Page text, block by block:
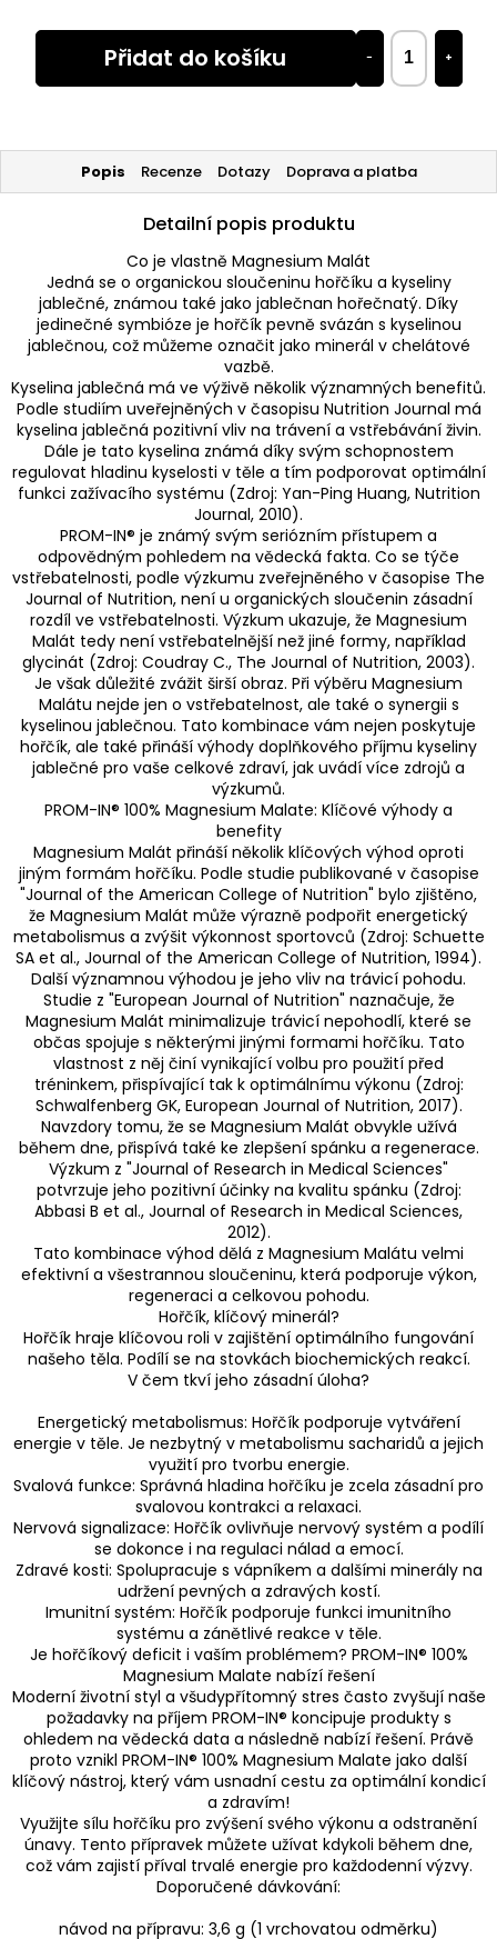
+
−
Přidat do košíku
Popis Recenze Dotazy Doprava a platba
Detailní popis produktu
Co je vlastně Magnesium Malát
Jedná se o organickou sloučeninu hořčíku a kyseliny
jablečné, známou také jako jablečnan hořečnatý. Díky
jedinečné symbióze je hořčík pevně svázán s kyselinou
jablečnou, což můžeme označit jako minerál v chelátové
vazbě.
Kyselina jablečná má ve výživě několik významných benefitů.
Podle studiím uveřejněných v časopisu Nutrition Journal má
kyselina jablečná pozitivní vliv na trávení a vstřebávání živin.
Dále je tato kyselina známá díky svým schopnostem
regulovat hladinu kyselosti v těle a tím podporovat optimální
funkci zažívacího systému (Zdroj: Yan-Ping Huang, Nutrition
Journal, 2010).
PROM-IN® je známý svým seriózním přístupem a
odpovědným pohledem na vědecká fakta. Co se týče
vstřebatelnosti, podle výzkumu zveřejněného v časopise The
Journal of Nutrition, není u organických sloučenin zásadní
rozdíl ve vstřebatelnosti. Výzkum ukazuje, že Magnesium
Malát tedy není vstřebatelnější než jiné formy, například
glycinát (Zdroj: Coudray C., The Journal of Nutrition, 2003).
Je však důležité zvážit širší obraz. Při výběru Magnesium
Malátu nejde jen o vstřebatelnost, ale také o synergii s
kyselinou jablečnou. Tato kombinace vám nejen poskytuje
hořčík, ale také přináší výhody doplňkového příjmu kyseliny
jablečné pro vaše celkové zdraví, jak uvádí více zdrojů a
výzkumů.
PROM-IN® 100% Magnesium Malate: Klíčové výhody a
benefity
Magnesium Malát přináší několik klíčových výhod oproti
jiným formám hořčíku. Podle studie publikované v časopise
"Journal of the American College of Nutrition" bylo zjištěno,
že Magnesium Malát může výrazně podpořit energetický
metabolismus a zvýšit výkonnost sportovců (Zdroj: Schuette
SA et al., Journal of the American College of Nutrition, 1994).
Další významnou výhodou je jeho vliv na trávicí pohodu.
Studie z "European Journal of Nutrition" naznačuje, že
Magnesium Malát minimalizuje trávicí nepohodlí, které se
občas spojuje s některými jinými formami hořčíku. Tato
vlastnost z něj činí vynikající volbu pro použití před
tréninkem, přispívající tak k optimálnímu výkonu (Zdroj:
Schwalfenberg GK, European Journal of Nutrition, 2017).
Navzdory tomu, že se Magnesium Malát obvykle užívá
během dne, přispívá také ke zlepšení spánku a regenerace.
Výzkum z "Journal of Research in Medical Sciences"
potvrzuje jeho pozitivní účinky na kvalitu spánku (Zdroj:
Abbasi B et al., Journal of Research in Medical Sciences,
2012).
Tato kombinace výhod dělá z Magnesium Malátu velmi
efektivní a všestrannou sloučeninu, která podporuje výkon,
regeneraci a celkovou pohodu.
Hořčík, klíčový minerál?
Hořčík hraje klíčovou roli v zajištění optimálního fungování
našeho těla. Podílí se na stovkách biochemických reakcí.
V čem tkví jeho zásadní úloha?
Energetický metabolismus: Hořčík podporuje vytváření
energie v těle. Je nezbytný v metabolismu sacharidů a jejich
využití pro tvorbu energie.
Svalová funkce: Správná hladina hořčíku je zcela zásadní pro
svalovou kontrakci a relaxaci.
Nervová signalizace: Hořčík ovlivňuje nervový systém a podílí
se dokonce i na regulaci nálad a emocí.
Zdravé kosti: Spolupracuje s vápníkem a dalšími minerály na
udržení pevných a zdravých kostí.
Imunitní systém: Hořčík podporuje funkci imunitního
systému a zánětlivé reakce v těle.
Je hořčíkový deficit i vaším problémem? PROM-IN® 100%
Magnesium Malate nabízí řešení
Moderní životní styl a všudypřítomný stres často zvyšují naše
požadavky na příjem PROM-IN® koncipuje produkty s
ohledem na vědecká data a následně nabízí řešení. Právě
proto vznikl PROM-IN® 100% Magnesium Malate jako další
klíčový nástroj, který vám usnadní cestu za optimální kondicí
a zdravím!
Využijte sílu hořčíku pro zvýšení svého výkonu a odstranění
únavy. Tento přípravek můžete užívat kdykoli během dne,
což vám zajistí příval trvalé energie pro každodenní výzvy.
Doporučené dávkování:
návod na přípravu: 3,6 g (1 vrchovatou odměrku)